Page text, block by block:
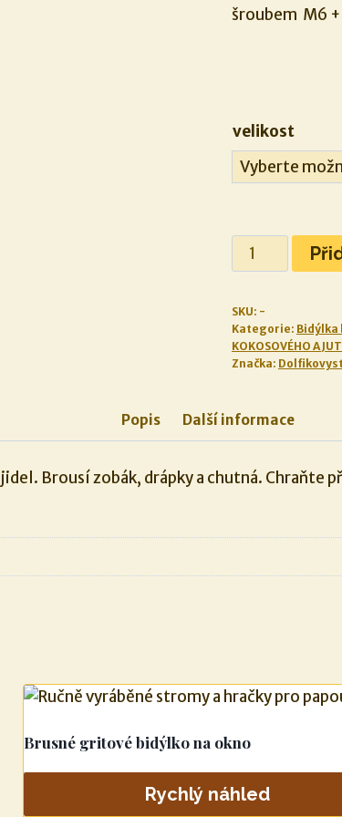
šroubem M6
velikost
Brusné
gritové
množství
SKU: -
Kategorie:
KOKOSOVÉHO A
Značka:
Popis Další informace
Brousí zobák, drápky a chutná. Chraňte
Brusné gritové bidýlko na okno
Rychlý náhled